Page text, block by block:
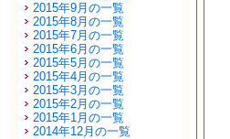
2015年9月の一覧
2015年8月の一覧
2015年7月の一覧
2015年6月の一覧
2015年5月の一覧
2015年4月の一覧
2015年3月の一覧
2015年2月の一覧
2015年1月の一覧
2014年12月の一覧